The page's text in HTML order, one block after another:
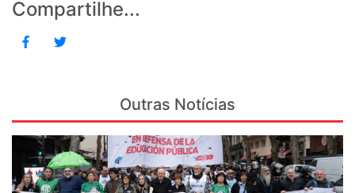
Compartilhe...
Outras Notícias